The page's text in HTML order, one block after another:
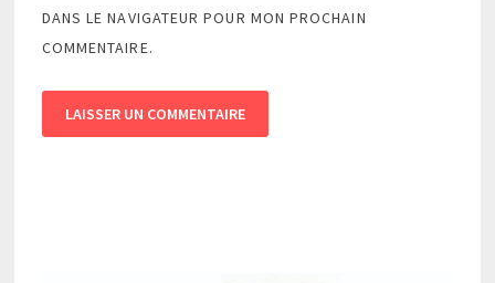
DANS LE NAVIGATEUR POUR MON PROCHAIN
COMMENTAIRE.